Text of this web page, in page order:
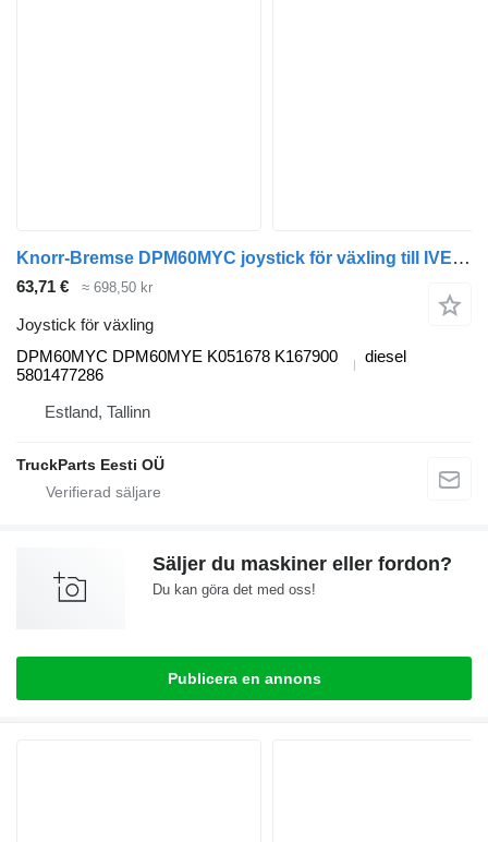
Knorr-Bremse DPM60MYC joystick för växling till IVECO Stralis, Trakker (2002) dragbil
63,71 € ≈ 698,50 kr
Joystick för växling
DPM60MYC DPM60MYE K051678 K167900
5801477286
diesel
Estland, Tallinn
TruckParts Eesti OÜ
Säljer du maskiner eller fordon?
Du kan göra det med oss!
Publicera en annons